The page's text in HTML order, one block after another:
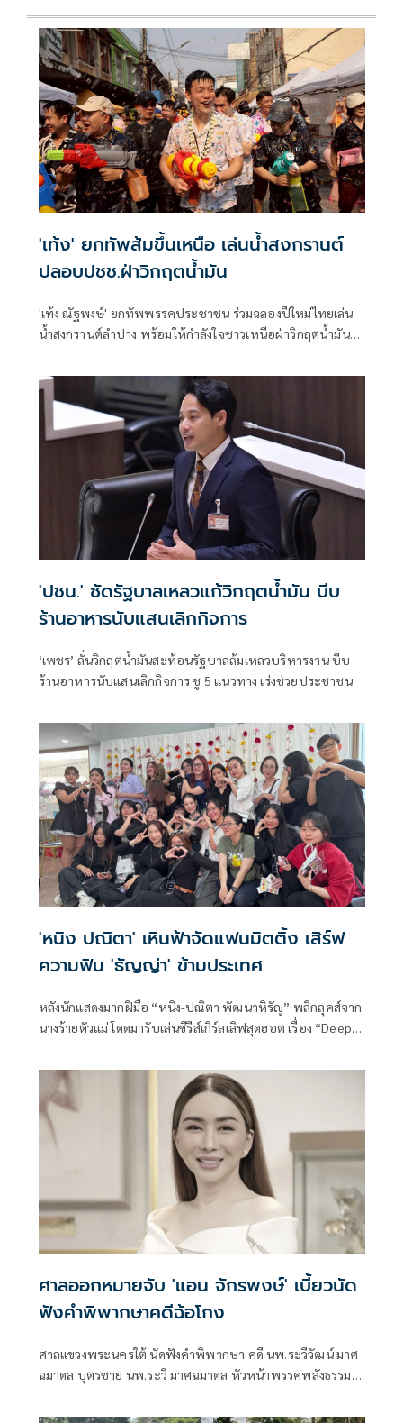
'เท้ง' ยกทัพส้มขึ้นเหนือ เล่นน้ำสงกรานต์
ปลอบปชช.ฝ่าวิกฤตน้ำมัน
'เท้ง​ ณัฐพงษ์' ยกทัพพรรคประชาชน ร่วมฉลองปีใหม่ไทยเล่น
น้ำสงกรานต์ลำปาง พร้อมให้กำลังใจชาวเหนือฝ่าวิกฤตน้ำมัน
'ปชน.' ซัดรัฐบาลเหลวแก้วิกฤตน้ำมัน บีบ
ร้านอาหารนับแสนเลิกกิจการ
‘เพชร’ ลั่นวิกฤตน้ำมันสะท้อนรัฐบาลล้มเหลวบริหารงาน บีบ
ร้านอาหารนับแสนเลิกกิจการ ชู 5 แนวทาง เร่งช่วยประชาชน
'หนิง ปณิตา' เหินฟ้าจัดแฟนมิตติ้ง เสิร์ฟ
ความฟิน 'ธัญญ่า' ข้ามประเทศ
หลังนักแสดงมากฝีมือ “หนิง-ปณิตา พัฒนาหิรัญ” พลิกลุคส์จาก
นางร้ายตัวแม่ โดดมารับเล่นซีรีส์เกิร์ลเลิฟสุดฮอต เรื่อง “Deep
เมื่อเกือบ 2ปีที่ผ่านมา แต่ถึงแม้ซีรีส์จะจบไปนานแล้ว แต่ดู
เหมือนกระแสความปังจะแรงไม่หยุดฉุดไม่อยู่ เพราะกระแสคู่
จิ้น “ธัญญ่า-หนิง“ ร้อนแรงไม่แพ้สัญญาณ 5G เพราะสร้าง
ปรากฏการณ์ปลุกกระแสแฟนคลับทั้งในไทยและต่างประเทศ
มากมาย ภายใต้ชื่อด้อมสุดน่ารัก “แก๊งค์เด็กบู้บี้”
ศาลออกหมายจับ 'แอน จักรพงษ์' เบี้ยวนัด
ฟังคำพิพากษาคดีฉ้อโกง
ศาลแขวงพระนครใต้ นัดฟังคำพิพากษา คดี นพ.ระวีวัฒน์ มาศ
ฉมาดล บุตรชาย นพ.ระวี มาศฉมาดล หัวหน้าพรรคพลังธรรม